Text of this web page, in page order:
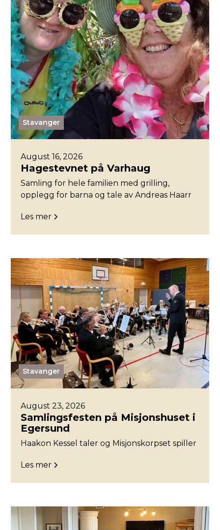
Stavanger
August 16, 2026
Hagestevnet på Varhaug
Samling for hele familien med grilling,
opplegg for barna og tale av Andreas Haarr
Les mer
Stavanger
August 23, 2026
Samlingsfesten på Misjonshuset i
Egersund
Haakon Kessel taler og Misjonskorpset spiller
Les mer